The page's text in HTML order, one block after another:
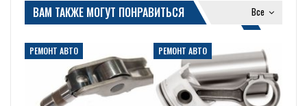
Все
ВАМ ТАКЖЕ МОГУТ ПОНРАВИТЬСЯ
РЕМОНТ АВТО РЕМОНТ АВТО